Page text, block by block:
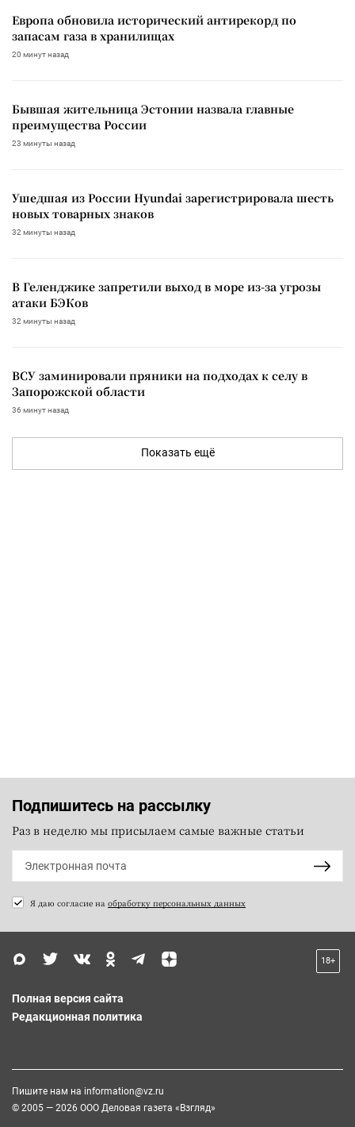
Европа обновила исторический антирекорд по
запасам газа в хранилищах
20 минут назад
Бывшая жительница Эстонии назвала главные
преимущества России
23 минуты назад
Ушедшая из России Hyundai зарегистрировала шесть
новых товарных знаков
32 минуты назад
В Геленджике запретили выход в море из-за угрозы
атаки БЭКов
32 минуты назад
ВСУ заминировали пряники на подходах к селу в
Запорожской области
36 минут назад
Показать ещё
Подпишитесь на рассылку
Раз в неделю мы присылаем самые важные статьи
Я даю согласие на обработку персональных данных
18+
Полная версия сайта
Редакционная политика
Пишите нам на information@vz.ru
© 2005 — 2026 ООО Деловая газета «Взгляд»